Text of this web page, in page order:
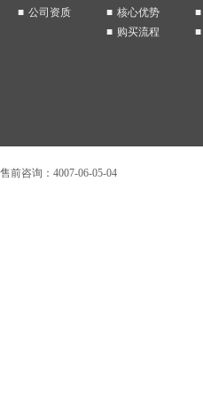
公司资质
核心优势
购买流程
售前咨询：4007-06-05-04